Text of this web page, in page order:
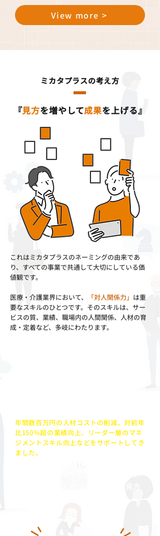
View more >
ミカタプラスの考え方
『見方を増やして成果を上げる』
これはミカタプラスのネーミングの由来であ
り、すべての事業で共通して大切にしている価
値観です。
医療・介護業界において、 「対人関係力」 は重
要なスキルのひとつです。そのスキルは、サー
ビスの質、業績、職場内の人間関係、人材の育
成・定着など、多岐にわたります。
年間数百万円の人材コストの削減、対前年
比150％超の業績向上、リーダー層のマネ
ジメントスキル向上などをサポートしてき
ました。